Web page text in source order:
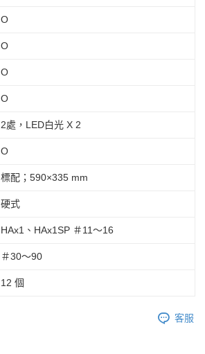
Ο
Ο
Ο
Ο
2處，LED白光 X 2
Ο
標配；590×335 mm
硬式
HAx1、HAx1SP ＃11～16
＃30～90
12 個
客服